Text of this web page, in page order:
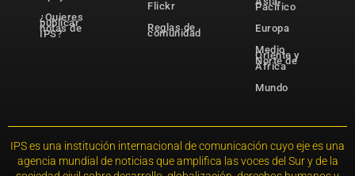
¿Quieres
publicar
notas de
IPS?
Flickr
Reglas de
comunidad
Pacífico
Europa
Medio
Oriente y
Norte de
África
Mundo
IPS es una institución internacional de comunicación cuyo eje es una
agencia mundial de noticias que amplifica las voces del Sur y de la